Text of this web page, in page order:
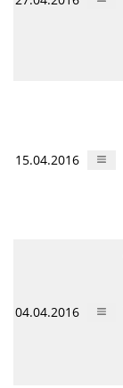
15.04.2016
04.04.2016